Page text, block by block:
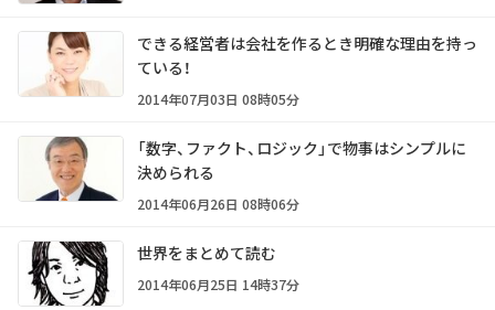
できる経営者は会社を作るとき明確な理由を持っ
ている！
2014年07月03日 08時05分
「数字、ファクト、ロジック」で物事はシンプルに
決められる
2014年06月26日 08時06分
世界をまとめて読む
2014年06月25日 14時37分